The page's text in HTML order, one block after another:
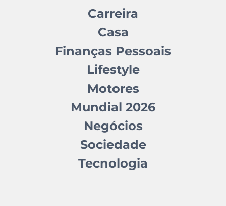
Carreira
Casa
Finanças Pessoais
Lifestyle
Motores
Mundial 2026
Negócios
Sociedade
Tecnologia